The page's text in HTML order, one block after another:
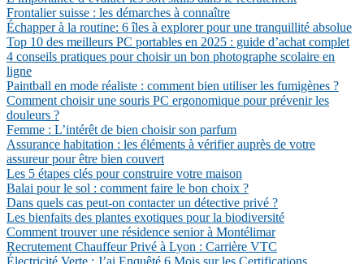
Frontalier suisse : les démarches à connaître
Échapper à la routine: 6 îles à explorer pour une tranquillité absolue
Top 10 des meilleurs PC portables en 2025 : guide d’achat complet
4 conseils pratiques pour choisir un bon photographe scolaire en
ligne
Paintball en mode réaliste : comment bien utiliser les fumigènes ?
Comment choisir une souris PC ergonomique pour prévenir les
douleurs ?
Femme : L’intérêt de bien choisir son parfum
Assurance habitation : les éléments à vérifier auprès de votre
assureur pour être bien couvert
Les 5 étapes clés pour construire votre maison
Balai pour le sol : comment faire le bon choix ?
Dans quels cas peut-on contacter un détective privé ?
Les bienfaits des plantes exotiques pour la biodiversité
Comment trouver une résidence senior à Montélimar
Recrutement Chauffeur Privé à Lyon : Carrière VTC
Électricité Verte : J’ai Enquêté 6 Mois sur les Certifications